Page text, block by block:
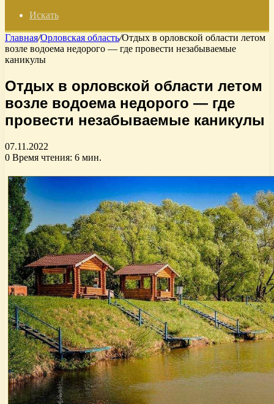
Искать
Главная/Орловская область/Отдых в орловской области летом
возле водоема недорого — где провести незабываемые
каникулы
Отдых в орловской области летом
возле водоема недорого — где
провести незабываемые каникулы
07.11.2022
0 Время чтения: 6 мин.